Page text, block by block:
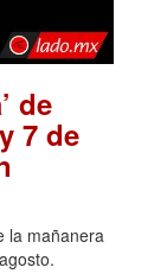
de
7 de
la mañanera